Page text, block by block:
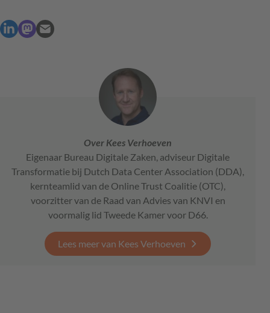
Over Kees Verhoeven
Eigenaar Bureau Digitale Zaken, adviseur Digitale
Transformatie bij Dutch Data Center Association (DDA),
kernteamlid van de Online Trust Coalitie (OTC),
voorzitter van de Raad van Advies van KNVI en
voormalig lid Tweede Kamer voor D66.
Lees meer van Kees Verhoeven